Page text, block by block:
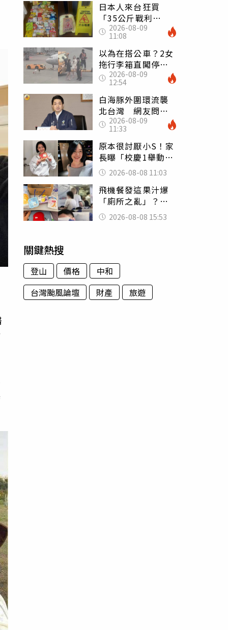
日本人來台狂買
「35公斤戰利
品」 連拜拜用紅
盤、「小心地滑」
告示牌也帶回家
2026-08-09
11:08
以為在搭公車？2女
拖行李箱直闖停機
坪「揮手攔機」
荒謬影片曝網傻眼
2026-08-09
12:54
白海豚外圍環流襲
北台灣 網友問為
何沒放颱風假 蔣
萬安回應了
2026-08-09
11:33
原本很討厭小S！家
長曝「校慶1舉動」
讓她徹底改觀 網
友洗版認證
2026-08-08 11:03
飛機餐發這果汁爆
「廁所之亂」？乘
客崩潰：差點丟大
臉 醫揭3類人別亂
2026-08-08 15:53
關鍵熱搜
登山 價格
中和
台灣颱風論壇
財產 旅遊